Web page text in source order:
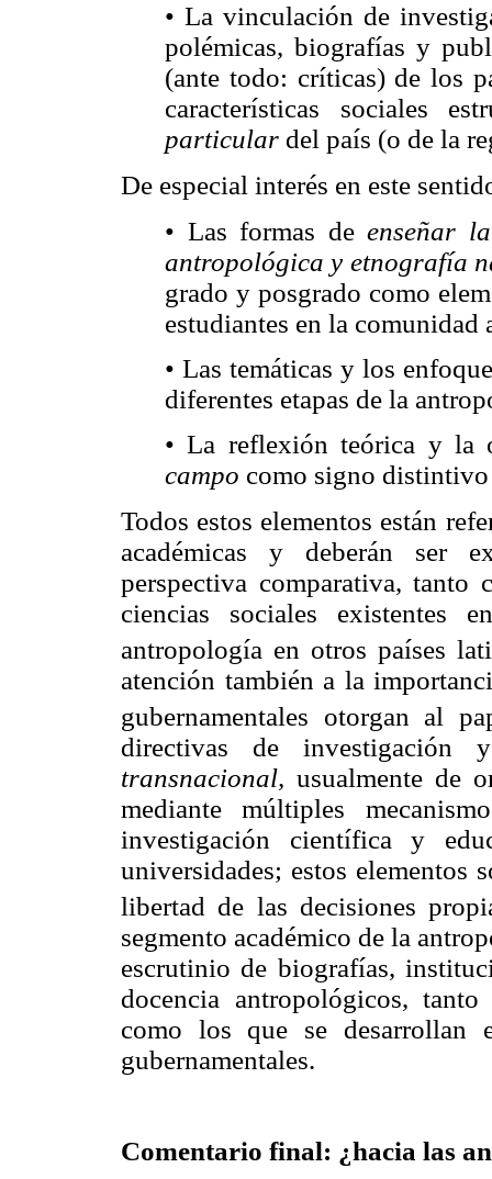
• La vinculación de
polémicas, biografías y
(ante todo: críticas) de los
características sociales
particular del país (o de la
De especial interés en este
• Las formas deenseñar
antropológica y etnografía
grado y posgrado como
estudiantes en la
• Las temáticas y los
diferentes etapas de la
• La reflexión teórica y la
campo como signo
Todos estos elementos están
académicas y deberán ser
perspectiva comparativa, tanto
ciencias sociales
antropología en otros países
atención también a la
gubernamentales otorgan al
directivas de investigación
transnacional, usualmente de
mediante múltiples
investigación científica y
universidades; estos elementos
libertad de las decisiones
segmento académico de la
escrutinio de biografías,
docencia antropológicos,
como los que se desarrollan
gubernamentales.
Comentario final: ¿hacia las